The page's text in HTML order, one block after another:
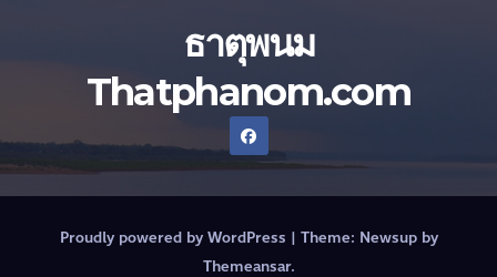
ธาตุพนม
Thatphanom.com
Proudly powered by WordPress | Theme: Newsupby
Themeansar.